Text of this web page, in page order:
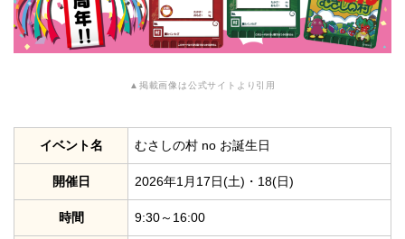
▲掲載画像は公式サイトより引用
イベント名 むさしの村 no お誕生日
開催日 2026年1月17日(土)・18(日)
時間 9:30～16:00